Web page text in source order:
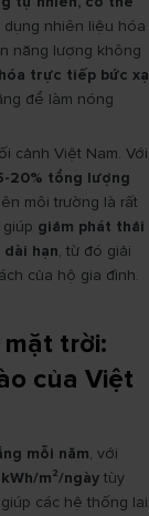
nhiên liệu hóa
năng lượng không
trực tiếp bức xạ
để làm nóng
cảnh Việt Nam. Với
20% tổng lượng
môi trường là rất
giảm phát thải
hạn, từ đó giải
của hộ gia đình.
trời:
của Việt
mỗi năm, với
m²/ngày tùy
các hệ thống lai